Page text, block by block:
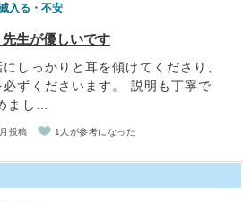
入る・不安
先生が優しいです
しっかりと耳を傾けてくださり、
ずくださいます。 説明も丁寧で
まし…
投稿 1人が参考になった